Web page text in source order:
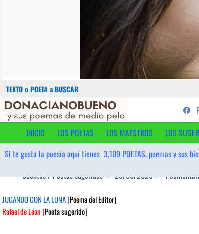
Buscar:
Saltar
contenido
...sus poemas de
INICIO
LOS POETAS LOS MAESTROS LOS
Si te gusta la poesía aquí tienes 3,109 POETAS, poemas y sus
Cuentos/Poetas sugeridos 25/06/2026 1
JUGANDO CON LA LUNA[Poema del Editor]
Rafael de Léon [Poeta sugerido]